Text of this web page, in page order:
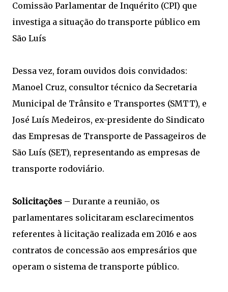
Comissão Parlamentar de Inquérito (CPI) que
investiga a situação do transporte público em
São Luís
Dessa vez, foram ouvidos dois convidados:
Manoel Cruz, consultor técnico da Secretaria
Municipal de Trânsito e Transportes (SMTT), e
José Luís Medeiros, ex-presidente do Sindicato
das Empresas de Transporte de Passageiros de
São Luís (SET), representando as empresas de
transporte rodoviário.
Solicitações – Durante a reunião, os
parlamentares solicitaram esclarecimentos
referentes à licitação realizada em 2016 e aos
contratos de concessão aos empresários que
operam o sistema de transporte público.